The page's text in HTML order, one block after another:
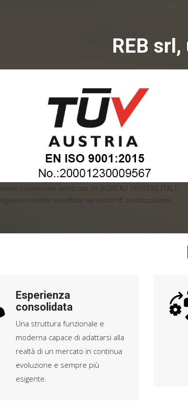
REB
multiservice certificata da BUREAU VERITAS ITALI,
leader mondiale nei servizi di certofocazione.
Esperienza
consolidata
Una struttura funzionale e
moderna capace di adattarsi alla
realtà di un mercato in continua
evoluzione e sempre più
esigente.